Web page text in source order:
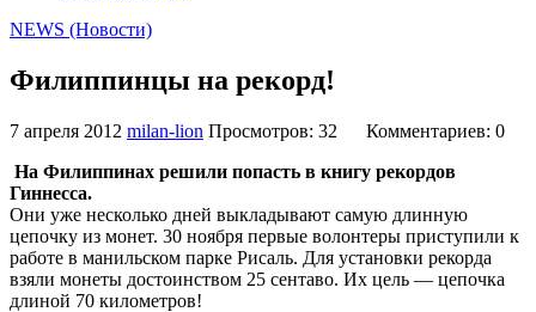
NEWS (Новости)
Филиппинцы на рекорд!
7 апреля 2012 milan-lion Просмотров: 32 Комментариев: 0
На Филиппинах решили попасть в книгу рекордов
Гиннесса.
Они уже несколько дней выкладывают самую длинную
цепочку из монет. 30 ноября первые волонтеры приступили к
работе в манильском парке Рисаль. Для установки рекорда
взяли монеты достоинством 25 сентаво. Их цель — цепочка
длиной 70 километров!